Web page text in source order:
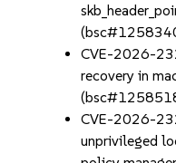
CVE-2026-
recovery in
CVE-2026-
unprivileged